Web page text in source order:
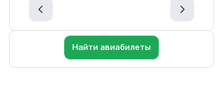
Найти авиабилеты